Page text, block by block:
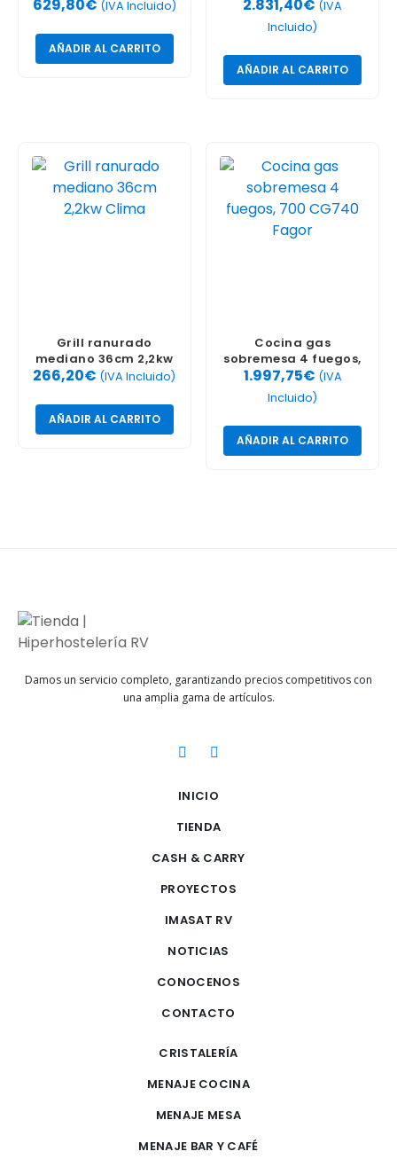
Mainho
629,80€ (IVA Incluido)
AÑADIR AL CARRITO
2.831,40€ (IVA
Incluido)
AÑADIR AL CARRITO
Grill ranurado
mediano 36cm 2,2kw
Clima
266,20€ (IVA Incluido)
AÑADIR AL CARRITO
Cocina gas
sobremesa 4 fuegos,
700 CG740 Fagor
1.997,75€ (IVA
Incluido)
AÑADIR AL CARRITO
Damos un servicio completo, garantizando precios competitivos con
una amplia gama de artículos.
INICIO
TIENDA
CASH & CARRY
PROYECTOS
IMASAT RV
NOTICIAS
CONOCENOS
CONTACTO
CRISTALERÍA
MENAJE COCINA
MENAJE MESA
MENAJE BAR Y CAFÉ